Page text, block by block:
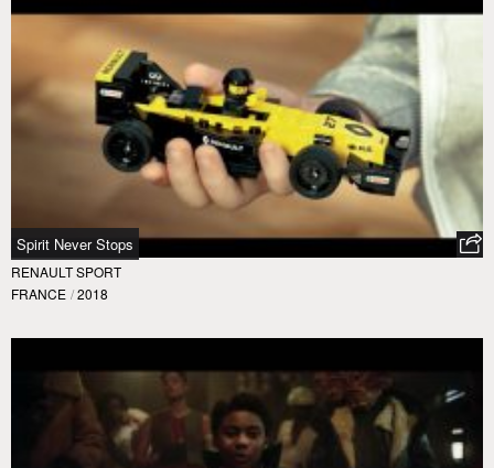
Spirit Never Stops
RENAULT SPORT
FRANCE / 2018